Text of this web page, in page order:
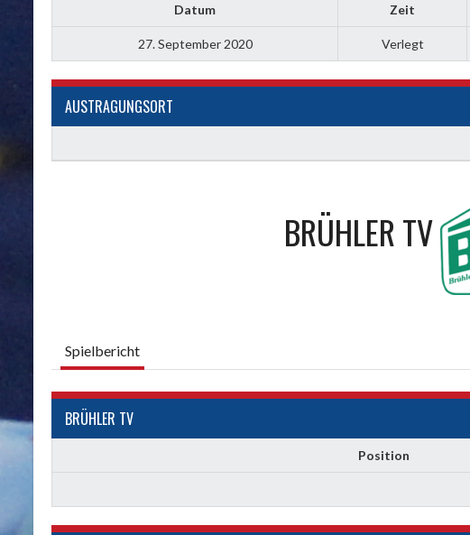
Datum Zeit
27. September 2020 Verlegt
AUSTRAGUNGSORT
BRÜHLER TV
Spielbericht
BRÜHLER TV
Position